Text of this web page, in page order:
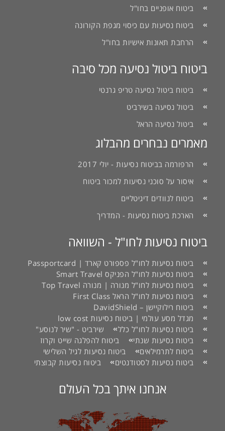
ביטוח אופניים בחו"ל
ביטוח נסיעות עם כיסוי מגפת הקורונה
הרחבת תאונות אישיות בחו"ל
ביטוח ביטול נסיעה מכל סיבה
ביטוח ביטול נסיעה טריפ גרנטי
ביטול נסיעה בשירביט
ביטול נסיעה הראל
מאמרים נבחרים מהבלוג
הרפורמה בביטוח נסיעות - יולי 2017
איסור על סוכני נסיעות למכור ביטוח
ביטוח לנוודים דיגיטליים
הארכת ביטוח נסיעות - המדריך
ביטוח נסיעות לחו"ל - השוואה
ביטוח נסיעות לחו"ל פספורט קארד | Passportcard
ביטוח נסיעות לחו"ל הפניקס Smart Travel
ביטוח נסיעות לחו"ל מנורה | מנורה Top Travel
ביטוח נסיעות לחו"ל הראל First Class
ביטוח רילוקיישן – DavidShield
מגדל מסע עולמי | ביטוח נסיעות low cost
ביטוח נסיעות לחו"ל כלל
שירביט - "שיר לנוסע"
ביטוח נסיעות שנתי
ביטוח להפלגה שייט וקרוז
ביטוח לתרמילאים
ביטוח נסיעות לגיל השלישי
ביטוח נסיעות לסטודנטים
ביטוח נסיעות קבוצתי
אנחנו איתך בכל העולם